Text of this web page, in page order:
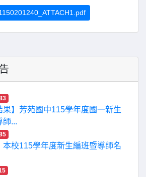
果】芳苑國中115學年度國一新生
師...
本校115學年度新生編班暨導師名